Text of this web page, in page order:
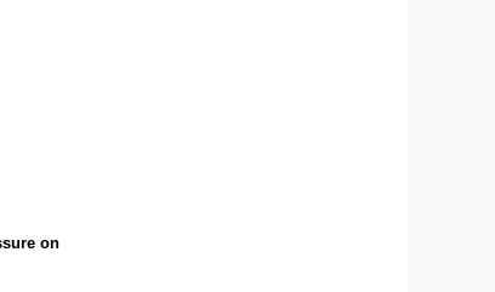
on